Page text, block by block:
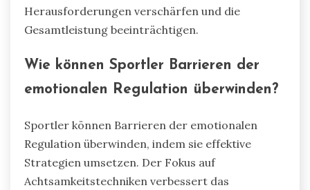
Herausforderungen verschärfen und die
Gesamtleistung beeinträchtigen.
Wie können Sportler Barrieren der
emotionalen Regulation überwinden?
Sportler können Barrieren der emotionalen
Regulation überwinden, indem sie effektive
Strategien umsetzen. Der Fokus auf
Achtsamkeitstechniken verbessert das